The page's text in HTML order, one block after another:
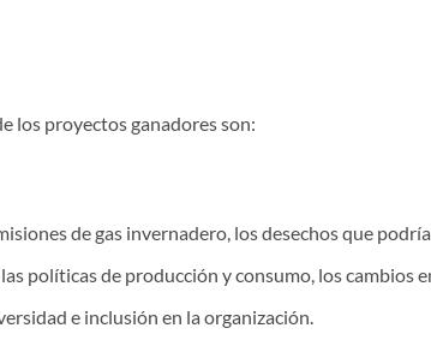
los proyectos ganadores son:
de gas invernadero, los desechos que
políticas de producción y consumo, los cambios
e inclusión en la organización.